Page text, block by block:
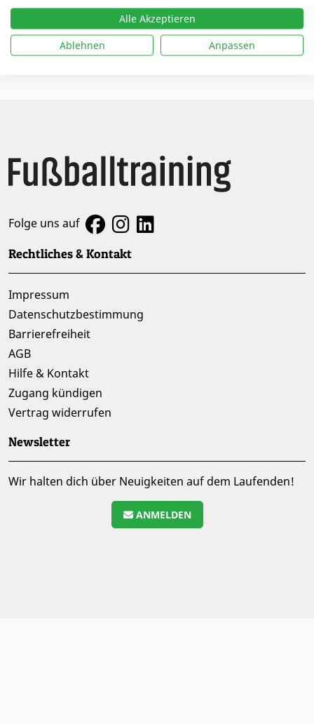
markierte Felder sind Pflichtfelder
Ich möchte mich einloggen
Folge uns auf
Rechtliches & Kontakt
Impressum
Datenschutzbestimmung
Barrierefreiheit
AGB
Hilfe & Kontakt
Zugang kündigen
Vertrag widerrufen
Newsletter
Wir halten dich über Neuigkeiten auf dem Laufenden!
ANMELDEN
Alle Akzeptieren
Ablehnen
Anpassen